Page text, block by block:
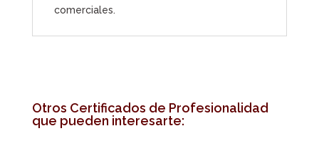
comerciales.
Otros Certificados de Profesionalidad
que pueden interesarte: